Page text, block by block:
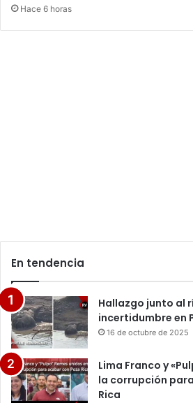
Hace 6 horas
En tendencia
Hallazgo junto al
incertidumbre en
16 de octubre de 2025
Lima Franco y
la corrupción
Rica